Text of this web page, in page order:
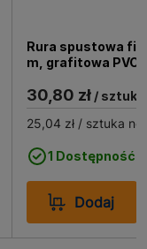
Rura spustowa fi
m, grafitowa PVC
30,80 zł/
25,04 zł/ sztuka
1 Dostępność
Dodaj